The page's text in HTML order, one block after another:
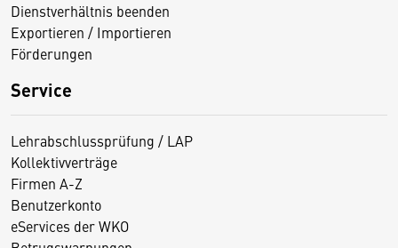
Dienstverhältnis beenden
Exportieren / Importieren
Förderungen
Service
Lehrabschlussprüfung / LAP
Kollektivverträge
Firmen A-Z
Benutzerkonto
eServices der WKO